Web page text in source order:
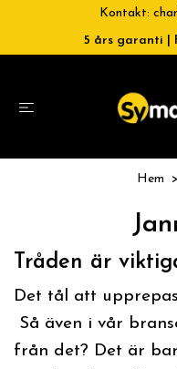
Kontakt:
5 års garanti |
Hem
Tråden är
Det tål att
Så även i vår
från det? Det är